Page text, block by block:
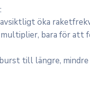
öka
bara för att
till längre,